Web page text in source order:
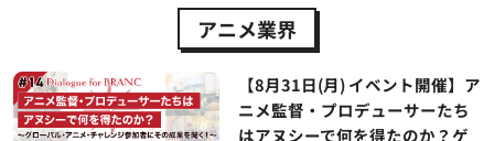
アニメ業界
【8月31日(月) イベント開催】ア
ニメ監督・プロデューサーたち
はアヌシーで何を得たのか？ゲ